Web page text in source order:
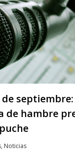
de hambre
, Noticias